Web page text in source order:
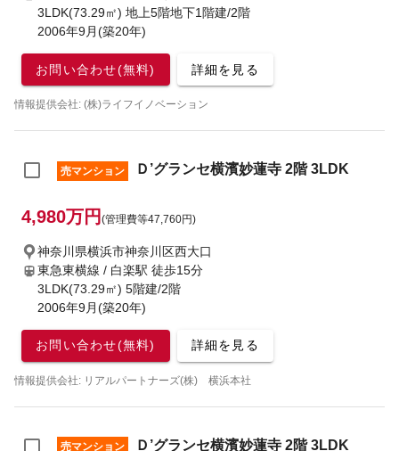
3LDK(73.29㎡) 地上5階地下1階建/2階
2006年9月(築20年)
お問い合わせ(無料) 詳細を見る
情報提供会社: (株)ライフイノベーション
売マンション Ｄ’グランセ横濱妙蓮寺 2階 3LDK
4,980万円 (管理費等47,760円)
神奈川県横浜市神奈川区西大口
東急東横線 / 白楽駅 徒歩15分
3LDK(73.29㎡) 5階建/2階
2006年9月(築20年)
お問い合わせ(無料) 詳細を見る
情報提供会社: リアルパートナーズ(株) 横浜本社
売マンション Ｄ’グランセ横濱妙蓮寺 2階 3LDK